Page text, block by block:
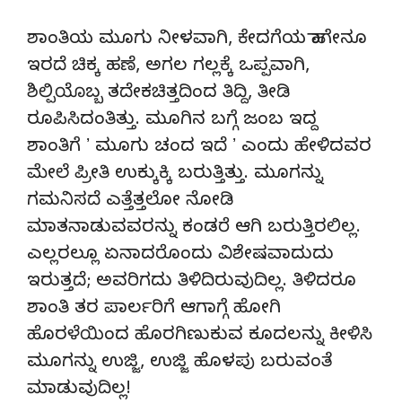
ಶಾಂತಿಯ ಮೂಗು ನೀಳವಾಗಿ, ಕೇದಗೆಯ ಹಾಗೇನೂ
ಇರದೆ ಚಿಕ್ಕ ಹಣೆ, ಅಗಲ ಗಲ್ಲಕ್ಕೆ ಒಪ್ಪವಾಗಿ,
ಶಿಲ್ಪಿಯೊಬ್ಬ ತದೇಕಚಿತ್ತದಿಂದ ತಿದ್ದಿ, ತೀಡಿ
ರೂಪಿಸಿದಂತಿತ್ತು. ಮೂಗಿನ ಬಗ್ಗೆ ಜಂಬ ಇದ್ದ
ಶಾಂತಿಗೆ ʼ ಮೂಗು ಚಂದ ಇದೆ ʼ ಎಂದು ಹೇಳಿದವರ
ಮೇಲೆ ಪ್ರೀತಿ ಉಕ್ಕುಕ್ಕಿ ಬರುತ್ತಿತ್ತು. ಮೂಗನ್ನು
ಗಮನಿಸದೆ ಎತ್ತೆತ್ತಲೋ ನೋಡಿ
ಮಾತನಾಡುವವರನ್ನು ಕಂಡರೆ ಆಗಿ ಬರುತ್ತಿರಲಿಲ್ಲ.
ಎಲ್ಲರಲ್ಲೂ ಏನಾದರೊಂದು ವಿಶೇಷವಾದುದು
ಇರುತ್ತದೆ; ಅವರಿಗದು ತಿಳಿದಿರುವುದಿಲ್ಲ. ತಿಳಿದರೂ
ಶಾಂತಿ ತರ ಪಾರ್ಲರಿಗೆ ಆಗಾಗ್ಗೆ ಹೋಗಿ
ಹೊರಳೆಯಿಂದ ಹೊರಗಿಣುಕುವ ಕೂದಲನ್ನು ಕೀಳಿಸಿ
ಮೂಗನ್ನು ಉಜ್ಜಿ, ಉಜ್ಜಿ ಹೊಳಪು ಬರುವಂತೆ
ಮಾಡುವುದಿಲ್ಲ!